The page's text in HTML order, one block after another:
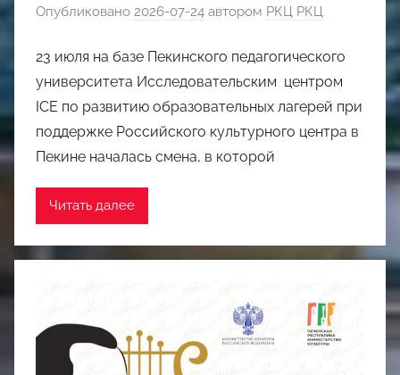
Опубликовано 2026-07-24 автором РКЦ РКЦ
23 июля на базе Пекинского педагогического
университета Исследовательским центром
ICE по развитию образовательных лагерей при
поддержке Российского культурного центра в
Пекине началась смена, в которой
Читать далее